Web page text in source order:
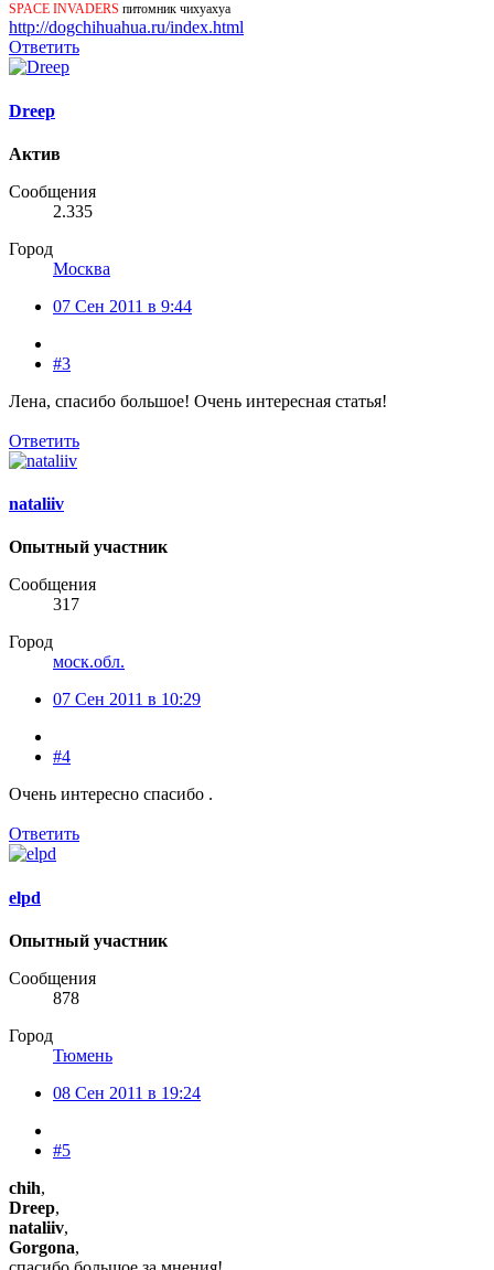
SPACE INVADERS питомник чихуахуа
http://dogchihuahua.ru/index.html
Ответить
Dreep
Актив
Сообщения
2.335
Город
Москва
07 Сен 2011 в 9:44
#3
Лена, спасибо большое! Очень интересная статья!
Ответить
nataliiv
Опытный участник
Сообщения
317
Город
моск.обл.
07 Сен 2011 в 10:29
#4
Очень интересно спасибо .
Ответить
elpd
Опытный участник
Сообщения
878
Город
Тюмень
08 Сен 2011 в 19:24
#5
chih,
Dreep,
nataliiv,
Gorgona,